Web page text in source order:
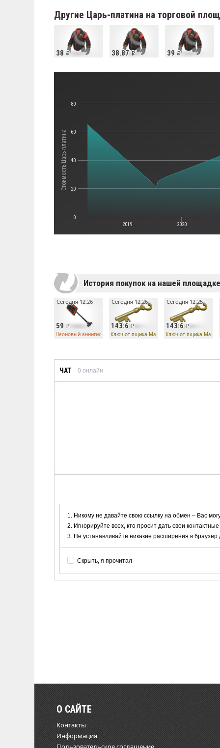
Другие Царь-платина на торговой
38 38.87 39
Стоимость Царь-платина
2019 2020
0
20
40
60
80
История покупок на нашей площадке
59
Сегодня 12:26
Неоновый аннигилятор странного типа
143.6
Сегодня 12:26
Ключ от ящика Манн Ко
143.6
Сегодня 12:25
Ключ от ящика Манн
ЧАТ 0 онлайн
Никому не давайте свою ссылку на обмен – Вас
Игнорируйте всех, кто просит дать свои
Не устанавливайте никакие расширения в
Скрыть, я прочитал
О САЙТЕ
Контакты
Информация